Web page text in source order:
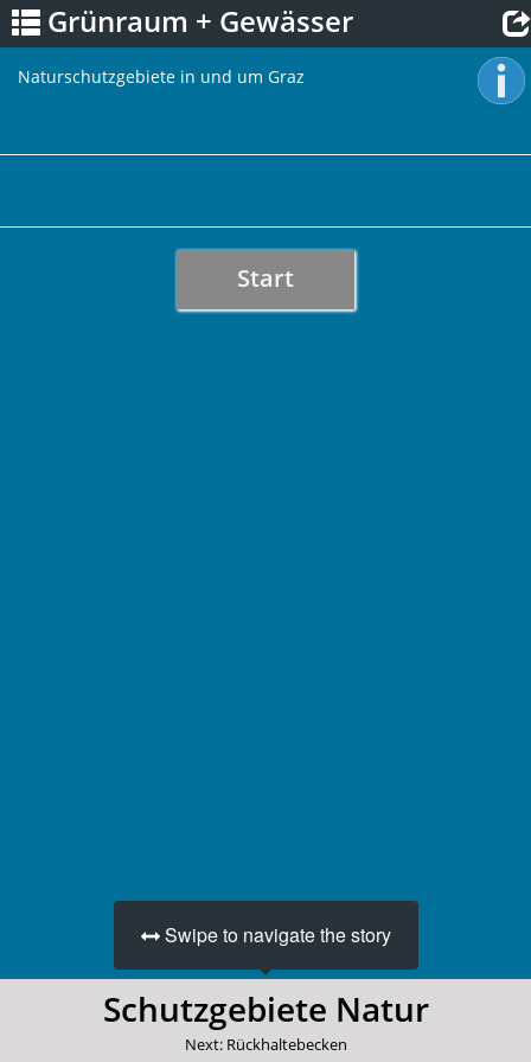
Grünraum + Gewässer
Schutzgebiete Natur
Next: Rückhaltebecken
Swipe to navigate the story